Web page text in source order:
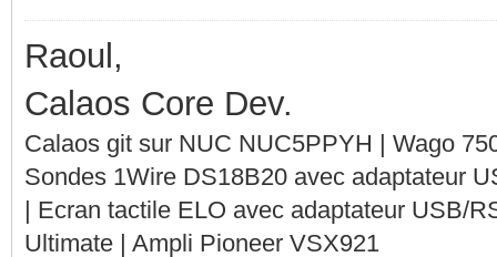
Raoul,
Calaos Core Dev.
Calaos git sur NUC NUC5PPYH | Wago
Sondes 1Wire DS18B20 avec adaptateur
| Ecran tactile ELO avec adaptateur USB/
Ultimate | Ampli Pioneer VSX921